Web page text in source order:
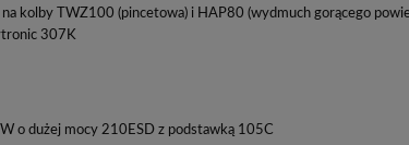
kolby TWZ100 (pincetowa) i HAP80 (wydmuch gorącego
307K
o dużej mocy 210ESD z podstawką 105C